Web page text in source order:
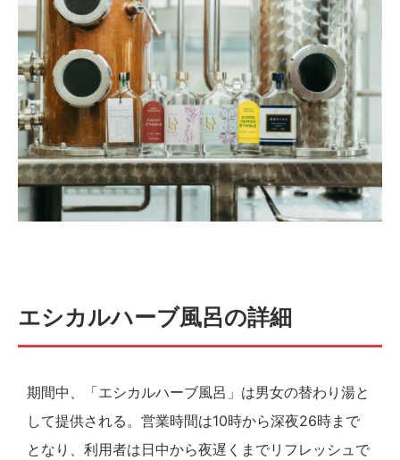
エシカルハーブ風呂の詳細
期間中、「エシカルハーブ風呂」は男女の替わり湯と
して提供される。営業時間は10時から深夜26時まで
となり、利用者は日中から夜遅くまでリフレッシュで